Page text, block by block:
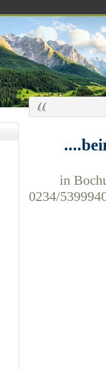
....beim
in
0234/